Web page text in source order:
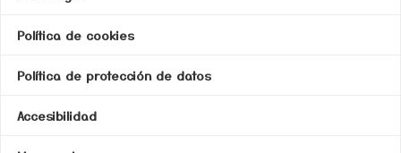
Política de cookies
Política de protección de datos
Accesibilidad